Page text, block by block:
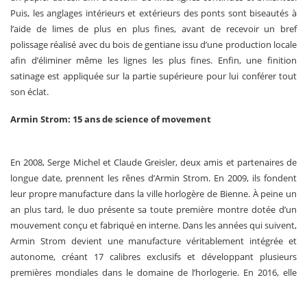
Puis, les anglages intérieurs et extérieurs des ponts sont biseautés à
l’aide de limes de plus en plus fines, avant de recevoir un bref
polissage réalisé avec du bois de gentiane issu d’une production locale
afin d’éliminer même les lignes les plus fines. Enfin, une finition
satinage est appliquée sur la partie supérieure pour lui conférer tout
son éclat.
Armin Strom: 15 ans de science of movement
En 2008, Serge Michel et Claude Greisler, deux amis et partenaires de
longue date, prennent les rênes d’Armin Strom. En 2009, ils fondent
leur propre manufacture dans la ville horlogère de Bienne. À peine un
an plus tard, le duo présente sa toute première montre dotée d’un
mouvement conçu et fabriqué en interne. Dans les années qui suivent,
Armin Strom devient une manufacture véritablement intégrée et
autonome, créant 17 calibres exclusifs et développant plusieurs
premières mondiales dans le domaine de l’horlogerie. En 2016, elle